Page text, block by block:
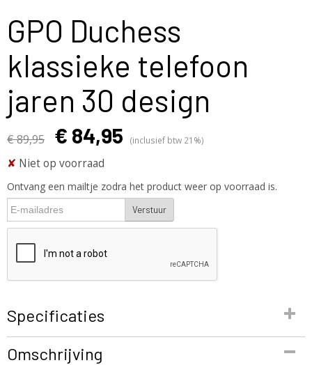
GPO Duchess
klassieke telefoon
jaren 30 design
€ 89,95 € 84,95 (inclusief btw 21%)
✘ Niet op voorraad
Ontvang een mailtje zodra het product weer op voorraad is.
Verstuur
Specificaties
1935SDuchess
Omschrijving